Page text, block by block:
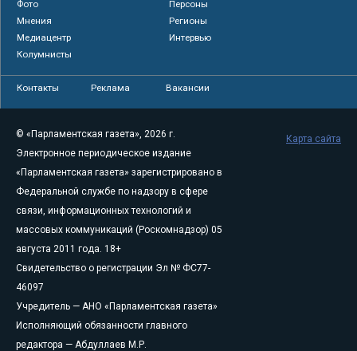
Фото
Персоны
Мнения
Регионы
Медиацентр
Интервью
Колумнисты
Контакты Реклама Вакансии
© «Парламентская газета», 2026 г.
Электронное периодическое издание
«Парламентская газета» зарегистрировано в
Федеральной службе по надзору в сфере
связи, информационных технологий и
массовых коммуникаций (Роскомнадзор) 05
августа 2011 года. 18+
Свидетельство о регистрации Эл № ФС77-
46097
Учредитель — АНО «Парламентская газета»
Исполняющий обязанности главного
редактора — Абдуллаев М.Р.
Карта сайта